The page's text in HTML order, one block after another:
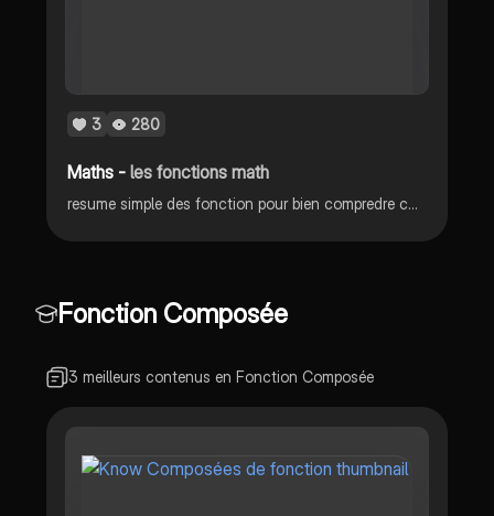
3 280
Maths -les fonctions math
resume simple des fonction pour bien compredre comment cela fonctionne
Fonction Composée
3 meilleurs contenus en Fonction Composée